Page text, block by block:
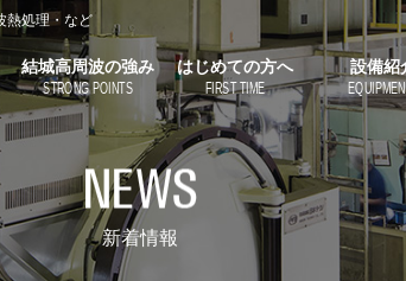
熱処理・など
結城高周波の強み
STRONG POINTS
はじめての方へ
FIRST TIME
設備紹
新着情報